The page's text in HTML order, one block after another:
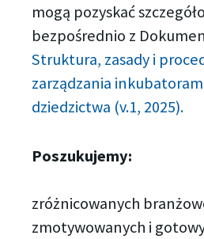
mogą pozyskać
bezpośrednio z
Struktura, zasady i
zarządzania
dziedzictwa (v.1, 2025).
Poszukujemy:
zróżnicowanych
zmotywowanych i